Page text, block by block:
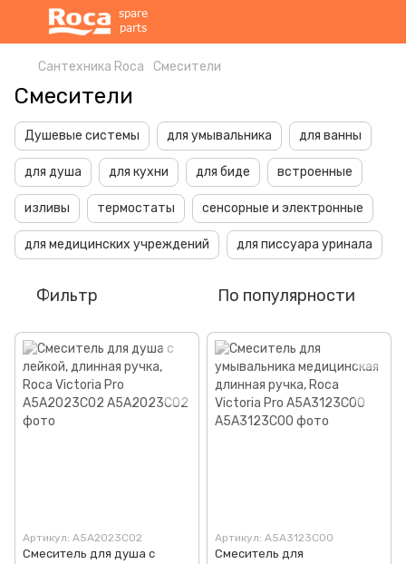
Сантехника Roca Смесители
Смесители
Душевые системы для умывальника для ванны
для душа для кухни для биде встроенные
изливы термостаты сенсорные и электронные
для медицинских учреждений для писсуара уринала
Фильтр По популярности
Артикул: A5A2023C02
Смеситель для душа с
Артикул: A5A3123C00
Смеситель для